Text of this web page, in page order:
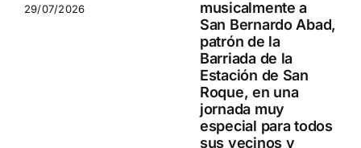
29/07/2026
musicalmente a
San Bernardo Abad,
patrón de la
Barriada de la
Estación de San
Roque, en una
jornada muy
especial para todos
sus vecinos y